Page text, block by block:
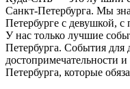
Санкт-Петербурга. Мы
Петербурге с девушкой,
У нас только лучшие
Петербурга. События для
достопримечательности
Петербурга, которые